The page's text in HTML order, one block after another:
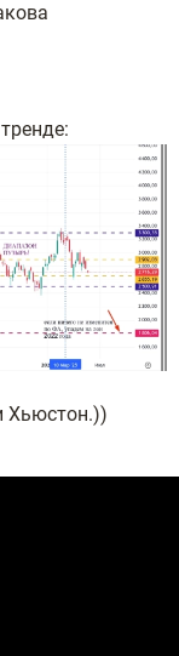
Хьюстон.))